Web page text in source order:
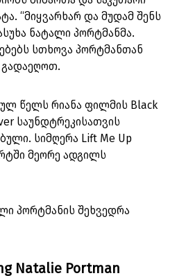
“მიყვარხარ და მუდამ შენს
ნატალი პორტმანმა.
სთხოვა პორტმანთან
წელს რიანა ფილმის Black
საუნდტრეკისათვის
სიმღერა Lift Me Up
მეორე ადგილს
პორტმანის შეხვედრა
Natalie Portman